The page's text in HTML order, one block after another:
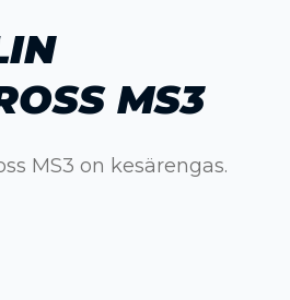
MS3
MS3 on kesärengas.